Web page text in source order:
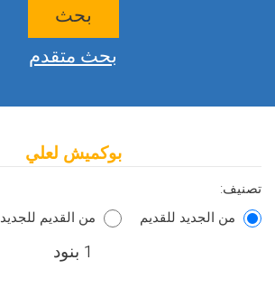
بحث
بحث متقدم
بوكميش لعلي
تصنيف:
من الجديد للقديم
من القديم للجديد
1 بنود